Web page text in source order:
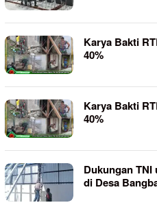
Karya Bakti
40%
Karya Bakti
40%
Dukungan
di Desa